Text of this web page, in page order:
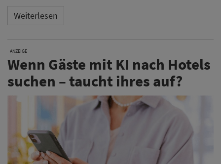
Weiterlesen
ANZEIGE
Wenn Gäste mit KI nach Hotels
suchen – taucht ihres auf?